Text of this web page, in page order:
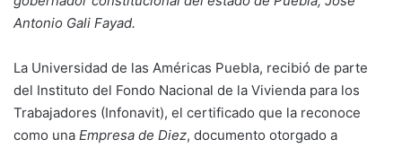
Antonio Gali Fayad.
La Universidad de las Américas Puebla, recibió de parte
del Instituto del Fondo Nacional de la Vivienda para los
Trabajadores (Infonavit), el certificado que la reconoce
como una Empresa de Diez, documento otorgado a